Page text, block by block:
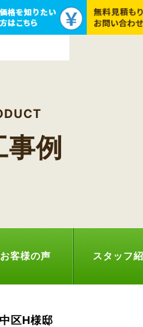
事例
お客様の声 スタッフ
区H様邸